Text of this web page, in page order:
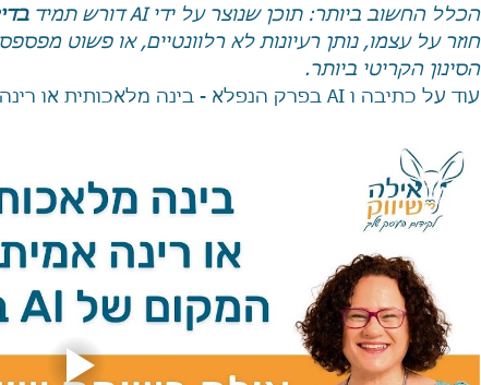
הכלל החשוב ביותר: תוכן שנוצר על ידי AI דורש תמיד
חוזר על עצמו, נותן רעיונות לא רלוונטיים, או פשוט
הסינון הקריטי ביותר.
עוד על כתיבה ו AI בפרק הנפלא - בינה מלאכותית או רינה אמיתית עם רינה ויסגלס הלקין